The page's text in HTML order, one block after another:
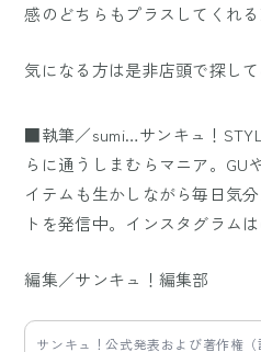
感のどちらもプラスしてくれる
気になる方は是非店頭で探し
■執筆／sumi…サンキュ！
らに通うしまむらマニア。GU
イテムも生かしながら毎日気
トを発信中。インスタグラムは
編集／サンキュ！編集部
サンキュ！公式発表および著作権